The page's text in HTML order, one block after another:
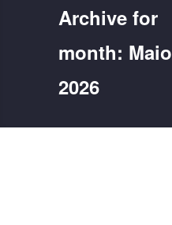
Archive for
month: Maio
2026